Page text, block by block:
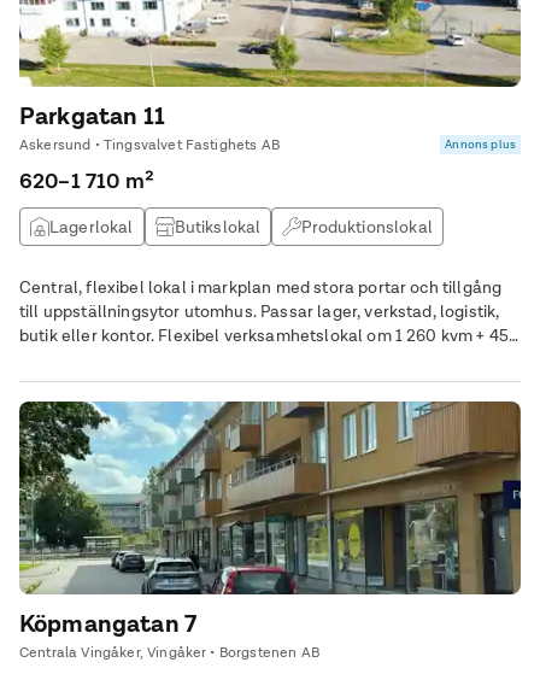
Parkgatan 11
Askersund • Tingsvalvet Fastighets AB Annons plus
620–1 710 m²
Lagerlokal Butikslokal
Produktionslokal
Central, flexibel lokal i markplan med stora portar och tillgång
till uppställningsytor utomhus. Passar lager, verkstad, logistik,
butik eller kontor. Flexibel verksamhetslokal om 1 260 kvm + 450
och flexibel lokal om 1 260 kvm i markplan, belägen i centrala
Askersund vid Närlunda industriområde, med skyltläge längs
genomfartsled.
Köpmangatan 7
Centrala Vingåker, Vingåker • Borgstenen AB